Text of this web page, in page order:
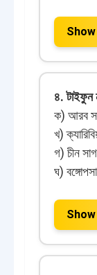
৪. টাইফুন
ক) আরব
খ)
গ) চীন
ঘ)